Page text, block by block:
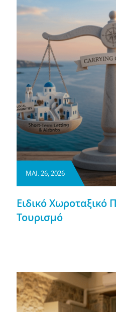
ΜΑΙ. 26, 2026
Ειδικό Χωροταξικό
Τουρισμό